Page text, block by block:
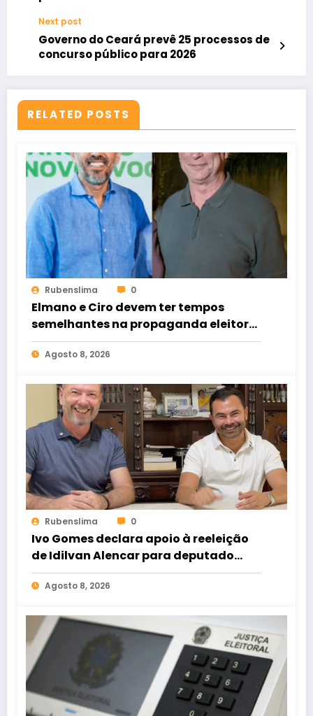
Next post
Governo do Ceará prevê 25 processos de
concurso público para 2026
RELATED POSTS
Rubenslima 0
Elmano e Ciro devem ter tempos
semelhantes na propaganda eleitoral
de rádio e TV
Agosto 8, 2026
Rubenslima 0
Ivo Gomes declara apoio à reeleição
de Idilvan Alencar para deputado
federal
Agosto 8, 2026